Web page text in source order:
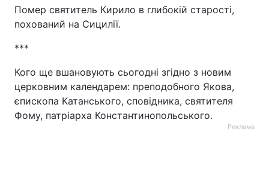
Помер святитель Кирило в глибокій старості,
похований на Сицилії.
***
Кого ще вшановують сьогодні згідно з новим
церковним календарем: преподобного Якова,
єпископа Катанського, сповідника, святителя
Фому, патріарха Константинопольського.
Реклама